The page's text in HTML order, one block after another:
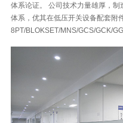
体系论证。 公司技术力量雄厚，
体系，优其在低压开关设备配套附
8PT/BLOKSET/MNS/GCS/GCK/